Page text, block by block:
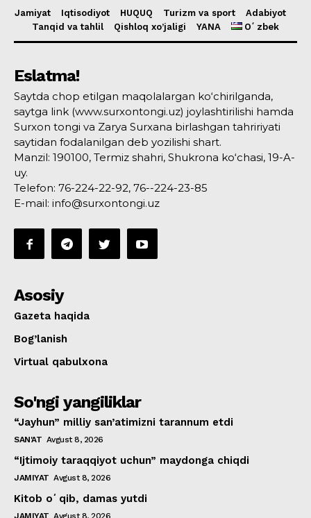
Jamiyat Iqtisodiyot HUQUQ Turizm va sport
Adabiyot
Tanqid va tahlil
Qishloq xo’jaligi YANA Oʻzbek
Eslatma!
Saytda chop etilgan maqolalargan ko‘chirilganda,
saytga link (www.surxontongi.uz) joylashtirilishi hamda
Surxon tongi va Zarya Surxana birlashgan tahririyati
saytidan fodalanilgan deb yozilishi shart.
Manzil: 190100, Termiz shahri, Shukrona ko‘chasi, 19-A-
uy.
Telefon: 76-224-22-92, 76--224-23-85
E-mail: info@surxontongi.uz
Asosiy
Gazeta haqida
Bog’lanish
Virtual qabulxona
So'ngi yangiliklar
“Jayhun” milliy san’atimizni tarannum etdi
SAN'AT Avgust 8, 2026
“Ijtimoiy taraqqiyot uchun” maydonga chiqdi
JAMIYAT Avgust 8, 2026
Kitob oʻqib, damas yutdi